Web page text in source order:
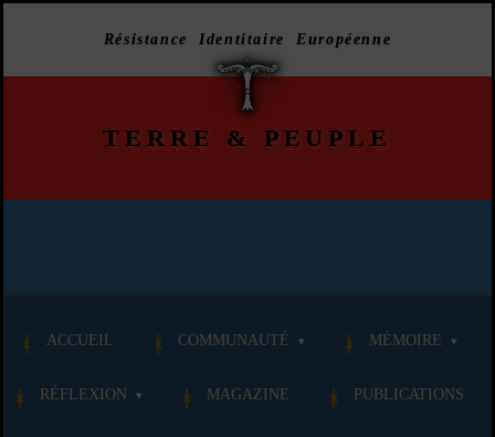
Résistance Identitaire Européenne
TERRE & PEUPLE
ACCUEIL COMMUNAUTÉ MÉMOIRE
RÉFLEXION MAGAZINE PUBLICATIONS